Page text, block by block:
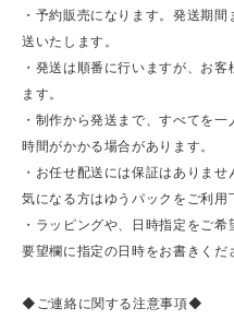
・予約販売になります。発送期
送いたします。
・発送は順番に行いますが、お
ます。
・制作から発送まで、すべてを
時間がかかる場合があります。
・お任せ配送には保証はありま
気になる方はゆうパックをご利用
・ラッピングや、日時指定をご
要望欄に指定の日時をお書きくだ
◆ご連絡に関する注意事項◆